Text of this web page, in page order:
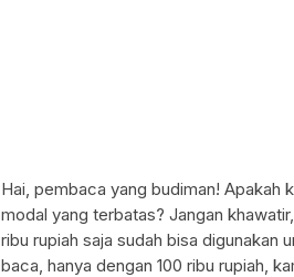
Hai, pembaca yang budiman! Apakah
modal yang terbatas? Jangan
ribu rupiah saja sudah bisa digunakan
baca, hanya dengan 100 ribu rupiah,